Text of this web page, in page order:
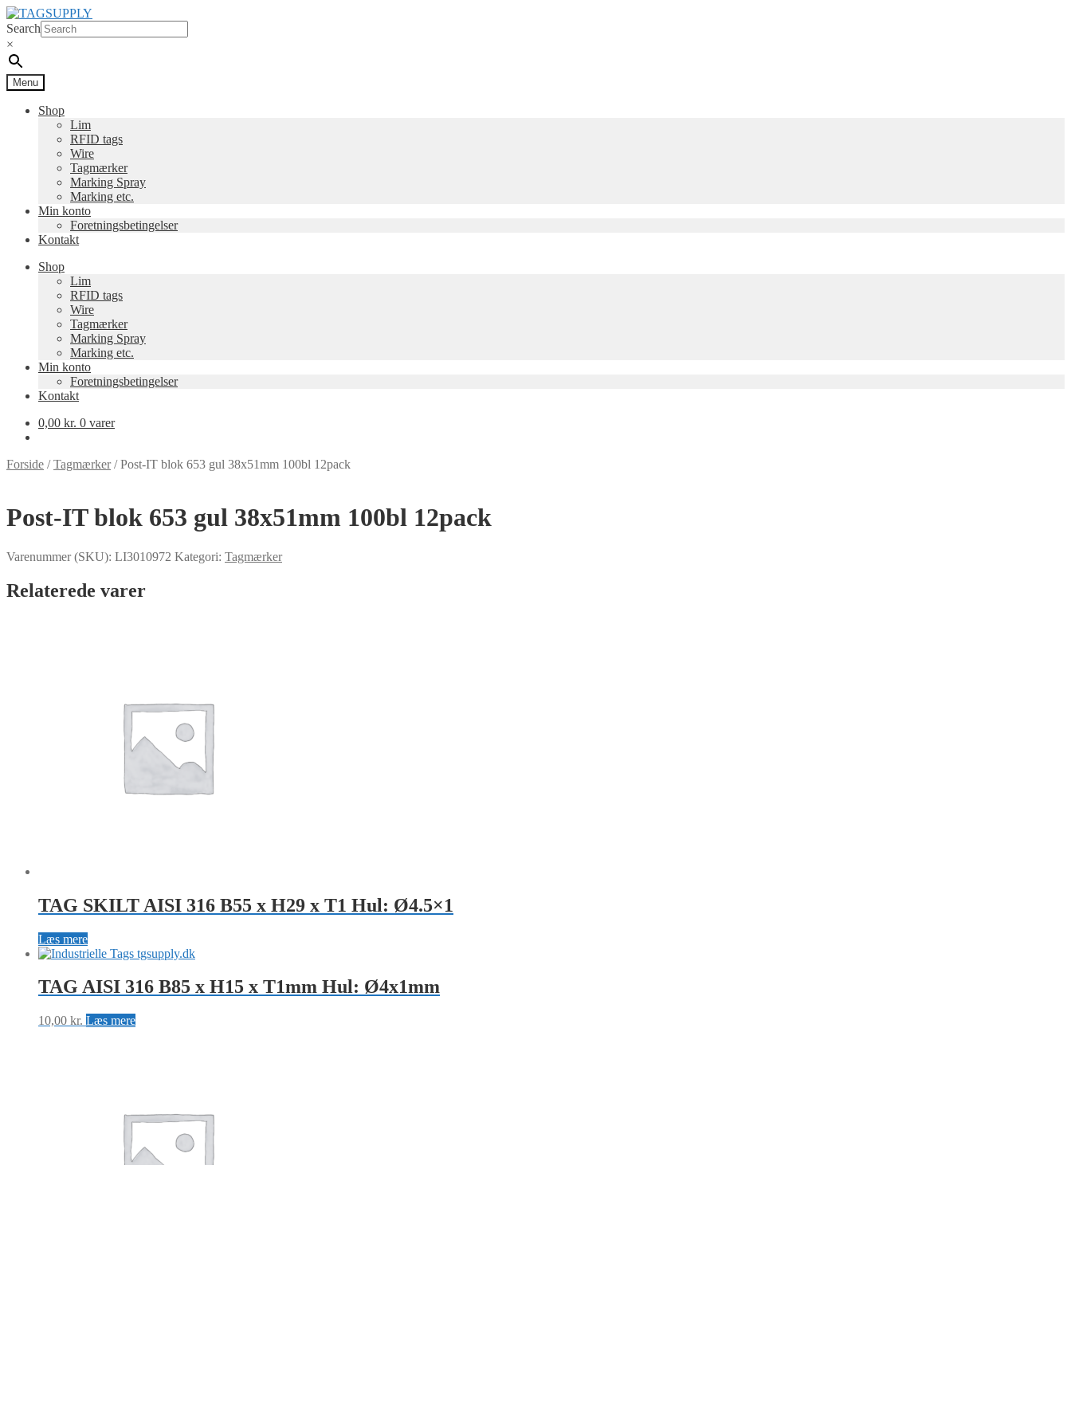
Spring
til
navigation
Spring
til
indhold
Search
×
Menu
Shop
Lim
RFID tags
Wire
Tagmærker
Marking Spray
Marking etc.
Min konto
Foretningsbetingelser
Kontakt
Shop
Lim
RFID tags
Wire
Tagmærker
Marking Spray
Marking etc.
Min konto
Foretningsbetingelser
Kontakt
0,00 kr. 0 varer
Forside /Tagmærker/Post-IT blok 653 gul 38x51mm 100bl 12pack
Post-IT blok 653 gul 38x51mm 100bl 12pack
Varenummer (SKU): LI3010972 Kategori: Tagmærker
Relaterede varer
TAG SKILT AISI 316 B55 x H29 x T1 Hul: Ø4.5×1
Læs mere
TAG AISI 316 B85 x H15 x T1mm Hul: Ø4x1mm
10,00 kr. Læs mere